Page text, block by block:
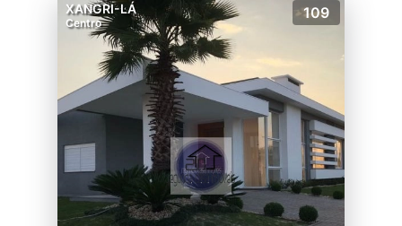
XANGRI-LÁ
Centro
109